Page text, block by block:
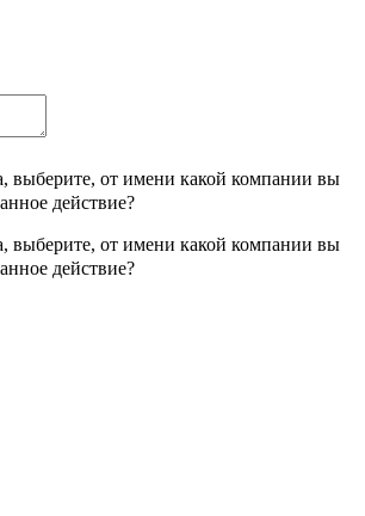
выберите, от имени какой компании вы
действие?
выберите, от имени какой компании вы
действие?